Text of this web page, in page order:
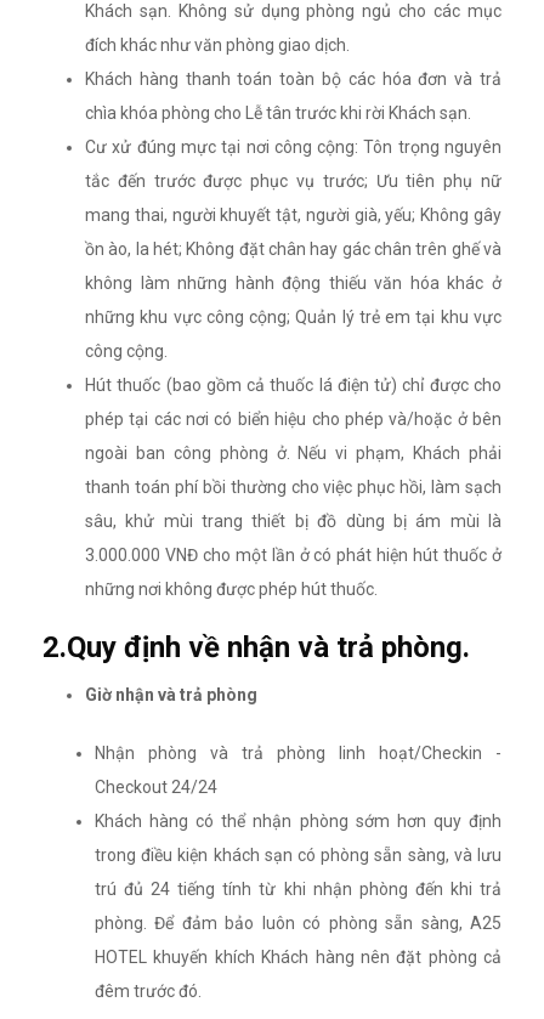
Khách sạn. Không sử dụng phòng ngủ cho các mục
đích khác như văn phòng giao dịch.
Khách hàng thanh toán toàn bộ các hóa đơn và trả
chìa khóa phòng cho Lễ tân trước khi rời Khách sạn.
Cư xử đúng mực tại nơi công cộng: Tôn trọng nguyên
tắc đến trước được phục vụ trước; Ưu tiên phụ nữ
mang thai, người khuyết tật, người già, yếu; Không gây
ồn ào, la hét; Không đặt chân hay gác chân trên ghế và
không làm những hành động thiếu văn hóa khác ở
những khu vực công cộng; Quản lý trẻ em tại khu vực
công cộng.
Hút thuốc (bao gồm cả thuốc lá điện tử) chỉ được cho
phép tại các nơi có biển hiệu cho phép và/hoặc ở bên
ngoài ban công phòng ở. Nếu vi phạm, Khách phải
thanh toán phí bồi thường cho việc phục hồi, làm sạch
sâu, khử mùi trang thiết bị đồ dùng bị ám mùi là
3.000.000 VNĐ cho một lần ở có phát hiện hút thuốc ở
những nơi không được phép hút thuốc.
2.Quy định về nhận và trả phòng.
Giờ nhận và trả phòng
Nhận phòng và trả phòng linh hoạt/Checkin -
Checkout 24/24
Khách hàng có thể nhận phòng sớm hơn quy định
trong điều kiện khách sạn có phòng sẵn sàng, và lưu
trú đủ 24 tiếng tính từ khi nhận phòng đến khi trả
phòng. Để đảm bảo luôn có phòng sẵn sàng, A25
HOTEL khuyến khích Khách hàng nên đặt phòng cả
đêm trước đó.